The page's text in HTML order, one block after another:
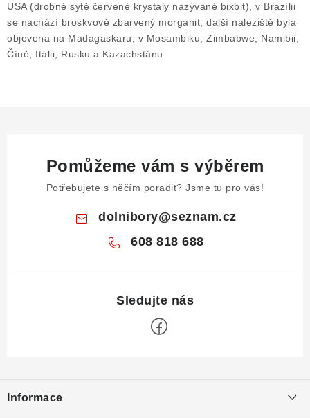
USA (drobné sytě červené krystaly nazývané bixbit), v Brazílii
se nachází broskvově zbarvený morganit, další naleziště byla
objevena na Madagaskaru, v Mosambiku, Zimbabwe, Namibii,
Číně, Itálii, Rusku a Kazachstánu.
Pomůžeme vám s výběrem
Potřebujete s něčím poradit? Jsme tu pro vás!
dolnibory@seznam.cz
608 818 688
pInformace